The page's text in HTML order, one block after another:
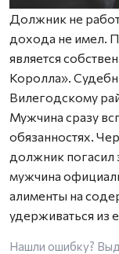
Должник не
дохода не имел.
является
Королла».
Вилегодскому
Мужчина сразу
обязанностях.
должник погасил
мужчина
алименты на
удерживаться из
Нашли ошибку?